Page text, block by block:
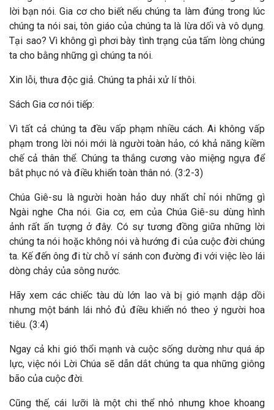
lời bạn nói. Gia cơ cho biết nếu chúng ta làm đúng trong lúc
chúng ta nói sai, tôn giáo của chúng ta là lừa dối và vô dụng.
Tại sao? Vì không gì phơi bày tình trạng của tấm lòng chúng
ta cho bằng những gì chúng ta nói.
Xin lỗi, thưa độc giả. Chúng ta phải xử lí thôi.
Sách Gia cơ nói tiếp:
Vì tất cả chúng ta đều vấp phạm nhiều cách. Ai không vấp
phạm trong lời nói mới là người toàn hảo, có khả năng kiềm
chế cả thân thể. Chúng ta thắng cương vào miệng ngựa để
bắt phục nó và điều khiển toàn thân nó. (3:2-3)
Chúa Giê-su là người hoàn hảo duy nhất chỉ nói những gì
Ngài nghe Cha nói. Gia cơ, em của Chúa Giê-su dùng hình
ảnh rất ấn tượng ở đây. Có sự tương đồng giữa những lời
chúng ta nói hoặc không nói và hướng đi của cuộc đời chúng
ta. Kế đến ông đi từ chỗ ví sánh con đường đi với việc lèo lái
dòng chảy của sông nước.
Hãy xem các chiếc tàu dù lớn lao và bị gió mạnh dập dồi
nhưng một bánh lái nhỏ đủ điều khiển nó theo ý người hoa
tiêu. (3:4)
Ngay cả khi gió thổi mạnh và cuộc sống dường như quá áp
lực, việc nói Lời Chúa sẽ dẫn dắt chúng ta qua những giông
bão của cuộc đời.
Cũng thế, cái lưỡi là một chi thể nhỏ nhưng khoe khoang